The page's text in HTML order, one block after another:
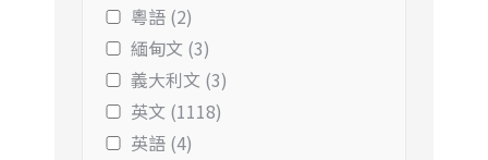
粵語 (2)
緬甸文 (3)
義大利文 (3)
英文 (1118)
英語 (4)